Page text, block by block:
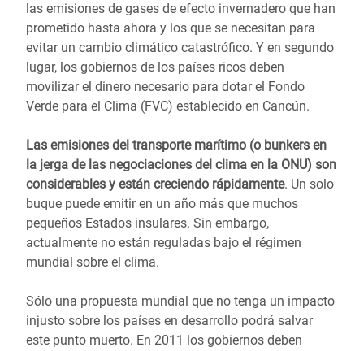
las emisiones de gases de efecto invernadero que han
prometido hasta ahora y los que se necesitan para
evitar un cambio climático catastrófico. Y en segundo
lugar, los gobiernos de los países ricos deben
movilizar el dinero necesario para dotar el Fondo
Verde para el Clima (FVC) establecido en Cancún.
Las emisiones del transporte marítimo (o bunkers en
la jerga de las negociaciones del clima en la ONU) son
considerables y están creciendo rápidamente. Un solo
buque puede emitir en un año más que muchos
pequeños Estados insulares. Sin embargo,
actualmente no están reguladas bajo el régimen
mundial sobre el clima.
Sólo una propuesta mundial que no tenga un impacto
injusto sobre los países en desarrollo podrá salvar
este punto muerto. En 2011 los gobiernos deben